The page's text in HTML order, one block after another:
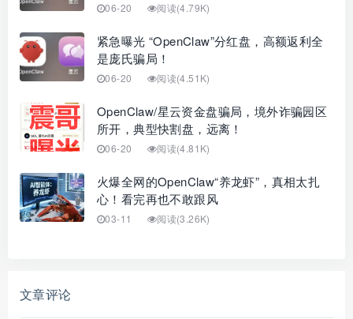
06-20 阅读(4.79K)
紧急曝光 “OpenClaw”分红盘，高额返利全
是庞氏骗局！
06-20 阅读(4.51K)
OpenClaw/星云资金盘骗局，境外诈骗园区
所开，典型快割盘，远离！
06-20 阅读(4.81K)
火爆全网的OpenClaw“养龙虾”，真相太扎
心！看完再也不敢跟风
03-11 阅读(3.26K)
文章评论